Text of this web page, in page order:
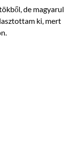
de magyarul
ki, mert